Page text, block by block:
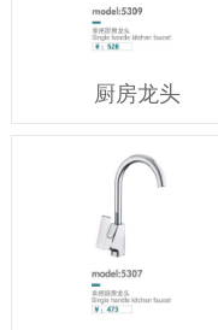
厨房龙头